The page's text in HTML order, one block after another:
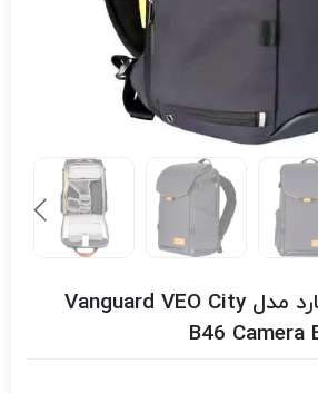
کوله پشنی ونگارد مدل Vanguard VEO City
B46 Camera